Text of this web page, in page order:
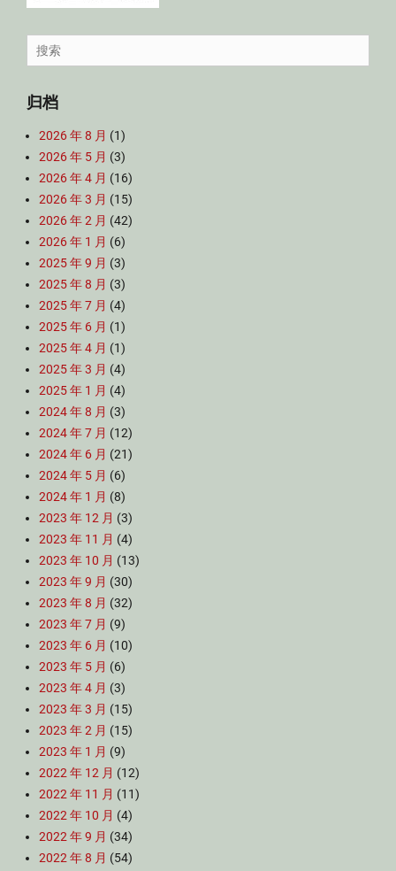
Search
for:
归档
2026 年 8 月 (1)
2026 年 5 月 (3)
2026 年 4 月 (16)
2026 年 3 月 (15)
2026 年 2 月 (42)
2026 年 1 月 (6)
2025 年 9 月 (3)
2025 年 8 月 (3)
2025 年 7 月 (4)
2025 年 6 月 (1)
2025 年 4 月 (1)
2025 年 3 月 (4)
2025 年 1 月 (4)
2024 年 8 月 (3)
2024 年 7 月 (12)
2024 年 6 月 (21)
2024 年 5 月 (6)
2024 年 1 月 (8)
2023 年 12 月 (3)
2023 年 11 月 (4)
2023 年 10 月 (13)
2023 年 9 月 (30)
2023 年 8 月 (32)
2023 年 7 月 (9)
2023 年 6 月 (10)
2023 年 5 月 (6)
2023 年 4 月 (3)
2023 年 3 月 (15)
2023 年 2 月 (15)
2023 年 1 月 (9)
2022 年 12 月 (12)
2022 年 11 月 (11)
2022 年 10 月 (4)
2022 年 9 月 (34)
2022 年 8 月 (54)